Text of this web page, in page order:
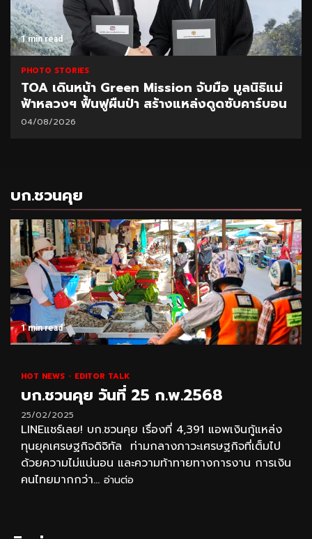
1 min read
PHOTO STORIES
TOA เดินหน้า Green Mission จับมือ มูลนิธิแม่
ฟ้าหลวงฯ ฟื้นฟูผืนป่า สร้างแหล่งดูดซับคาร์บอน
04/08/2026
บก.ชวนคุย
1 min read
HOT NEWS EDITOR TALK
บก.ชวนคุย วันที่ 25 ก.พ.2568
25/02/2025
LINEแชร์เลย! บก.ชวนคุย เรื่องที่ 4,391 แอพเงินกู้แหล่ง
ทุนยุคเศรษฐกิจดิจิทัล ท่ามกลางภาวะเศรษฐกิจที่เต็มไป
ด้วยความไม่แน่นอน และความท้าทายทางการงาน การเงิน
คนไทยมากกว่า... อ่านต่อ